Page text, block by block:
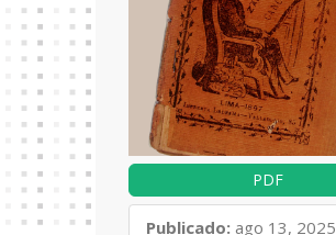
PDF
Publicado: ago 13, 2025